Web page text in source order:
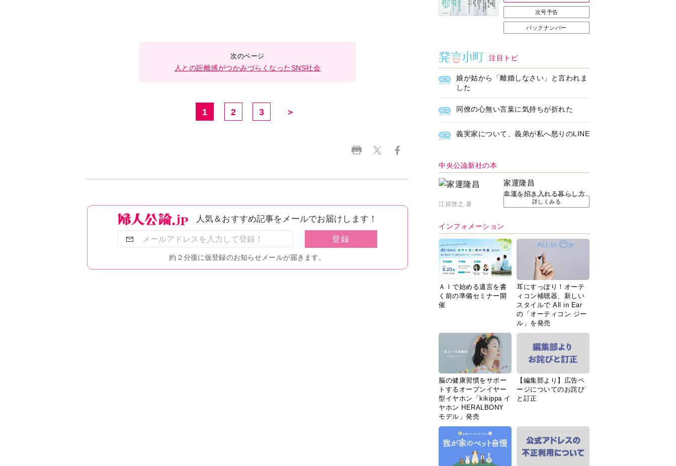
人との距離感がつかみづらくなったSNS社会
1 2 3 ＞
次号予告
バックナンバー
注目トピ
娘が姑から「離婚しなさい」と言われま
した
同僚の心無い言葉に気持ちが折れた
義実家について、義弟が私へ怒りのLINE
中央公論新社の本
家運隆昌
幸運を招き入れる暮らし方
江原啓之 著 詳しくみる
インフォメーション
ＡＩで始める遺言を書
く前の準備セミナー開
催
耳にすっぽり！オーテ
ィコン補聴器、新しい
スタイルで All in Ear
の「オーティコン ジー
ル」を発売
脳の健康習慣をサポー
トするオープンイヤー
型イヤホン「kikippa イ
ヤホン HERALBONY
モデル」発売
【編集部より】広告ペ
ージについてのお詫び
と訂正